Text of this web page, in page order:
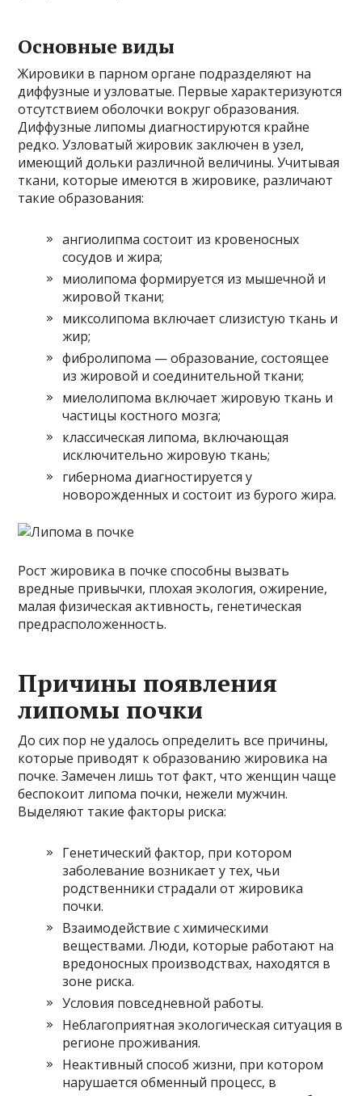
Основные виды
Жировики в парном органе подразделяют на
диффузные и узловатые. Первые характеризуются
отсутствием оболочки вокруг образования.
Диффузные липомы диагностируются крайне
редко. Узловатый жировик заключен в узел,
имеющий дольки различной величины. Учитывая
ткани, которые имеются в жировике, различают
такие образования:
ангиолипма состоит из кровеносных
сосудов и жира;
миолипома формируется из мышечной и
жировой ткани;
миксолипома включает слизистую ткань и
жир;
фибролипома — образование, состоящее
из жировой и соединительной ткани;
миелолипома включает жировую ткань и
частицы костного мозга;
классическая липома, включающая
исключительно жировую ткань;
гибернома диагностируется у
новорожденных и состоит из бурого жира.
Рост жировика в почке способны вызвать
вредные привычки, плохая экология, ожирение,
малая физическая активность, генетическая
предрасположенность.
Причины появления
липомы почки
До сих пор не удалось определить все причины,
которые приводят к образованию жировика на
почке. Замечен лишь тот факт, что женщин чаще
беспокоит липома почки, нежели мужчин.
Выделяют такие факторы риска:
Генетический фактор, при котором
заболевание возникает у тех, чьи
родственники страдали от жировика
почки.
Взаимодействие с химическими
веществами. Люди, которые работают на
вредоносных производствах, находятся в
зоне риска.
Условия повседневной работы.
Неблагоприятная экологическая ситуация в
регионе проживания.
Неактивный способ жизни, при котором
нарушается обменный процесс, в